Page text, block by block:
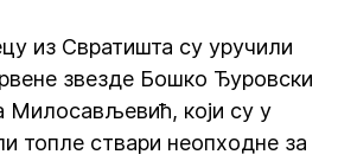
из Свратишта су уручили
звезде Бошко Ђуровски
који су у
топле ствари неопходне за